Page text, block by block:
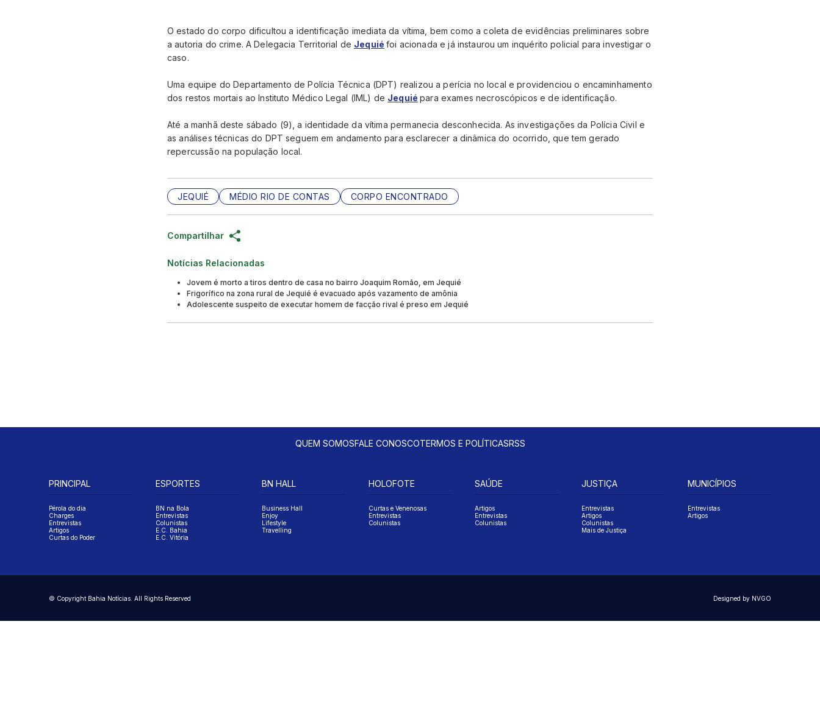
O estado do corpo dificultou a identificação imediata da vítima, bem como a coleta de evidências preliminares sobre
a autoria do crime. A Delegacia Territorial de Jequié foi acionada e já instaurou um inquérito policial para investigar o
caso.
Uma equipe do Departamento de Polícia Técnica (DPT) realizou a perícia no local e providenciou o encaminhamento
dos restos mortais ao Instituto Médico Legal (IML) de Jequié para exames necroscópicos e de identificação.
Até a manhã deste sábado (9), a identidade da vítima permanecia desconhecida. As investigações da Polícia Civil e
as análises técnicas do DPT seguem em andamento para esclarecer a dinâmica do ocorrido, que tem gerado
repercussão na população local.
JEQUIÉ MÉDIO RIO DE CONTAS CORPO ENCONTRADO
Compartilhar
Notícias Relacionadas
Jovem é morto a tiros dentro de casa no bairro Joaquim Romão, em Jequié
Frigorífico na zona rural de Jequié é evacuado após vazamento de amônia
Adolescente suspeito de executar homem de facção rival é preso em Jequié
QUEM SOMOSFALE CONOSCOTERMOS E POLÍTICASRSS
PRINCIPAL
Pérola do dia
Charges
Entrevistas
Artigos
Curtas do Poder
ESPORTES
BN na Bola
Entrevistas
Colunistas
E.C. Bahia
E.C. Vitória
BN HALL
Business Hall
Enjoy
Lifestyle
Travelling
HOLOFOTE
Curtas e Venenosas
Entrevistas
Colunistas
SAÚDE
Artigos
Entrevistas
Colunistas
JUSTIÇA
Entrevistas
Artigos
Colunistas
Mais de Justiça
MUNICÍPIOS
Entrevistas
Artigos
© Copyright Bahia Notícias. All Rights Reserved Designed by NVGO